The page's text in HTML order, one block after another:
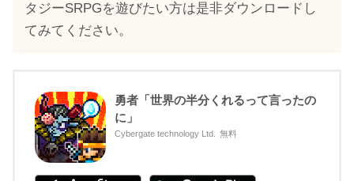
タジーSRPGを遊びたい方は是非ダウンロードし
てみてください。
勇者「世界の半分くれるって言ったの
に」
Cybergate technology Ltd. 無料